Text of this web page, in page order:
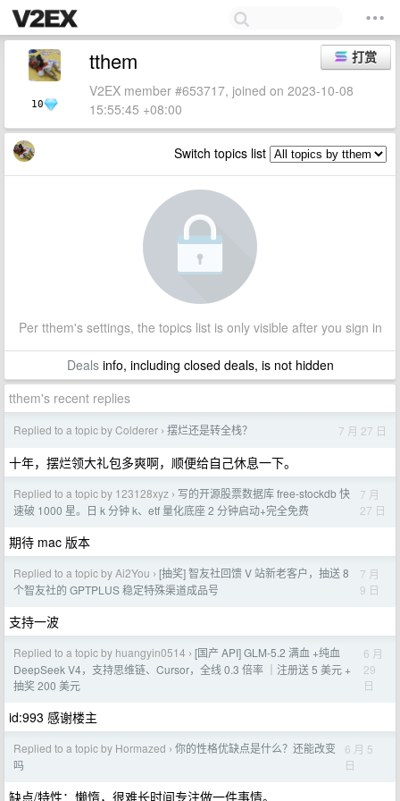
10
打赏
tthem
V2EX member #653717, joined on 2023-10-08
15:55:45 +08:00
Switch topics list
Per tthem's settings, the topics list is only visible after you sign in
Dealsinfo, including closed deals, is not hidden
tthem's recent replies
Replied to a topic by Colderer › 摆烂还是转全栈？ 7 月 27 日
十年，摆烂领大礼包多爽啊，顺便给自己休息一下。
Replied to a topic by 123128xyz › 写的开源股票数据库 free-stockdb 快
速破 1000 星。日 k 分钟 k、etf 量化底座 2 分钟启动+完全免费
7 月
27 日
期待 mac 版本
Replied to a topic by Ai2You › [抽奖] 智友社回馈 V 站新老客户，抽送 8
个智友社的 GPTPLUS 稳定特殊渠道成品号
7 月
9 日
支持一波
Replied to a topic by huangyin0514 › [国产 API] GLM-5.2 满血 +纯血
DeepSeek V4，支持思维链、Cursor，全线 0.3 倍率 ｜注册送 5 美元 +
抽奖 200 美元
6 月
29
日
id:993 感谢楼主
Replied to a topic by Hormazed › 你的性格优缺点是什么？还能改变
吗
6 月 5
日
缺点/特性：懒惰，很难长时间专注做一件事情。